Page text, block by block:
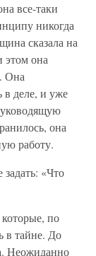
все-таки
никогда
сказала на
этом она
Она
в деле, и уже
она
работу.
«Что
по
в тайне. До
Неожиданно